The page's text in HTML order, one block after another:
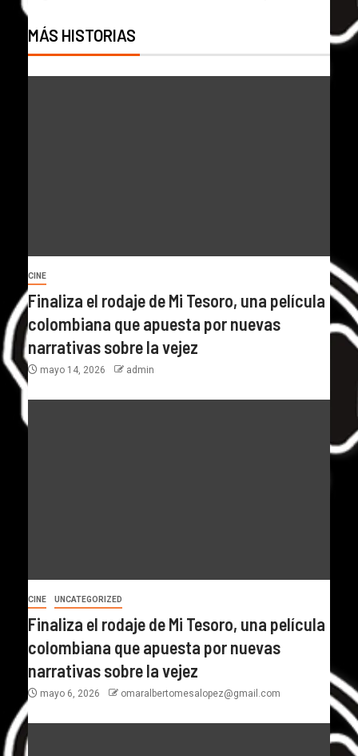
MÁS HISTORIAS
CINE
Finaliza el rodaje de Mi Tesoro, una película
colombiana que apuesta por nuevas
narrativas sobre la vejez
mayo 14, 2026 admin
CINE UNCATEGORIZED
Finaliza el rodaje de Mi Tesoro, una película
colombiana que apuesta por nuevas
narrativas sobre la vejez
mayo 6, 2026 omaralbertomesalopez@gmail.com